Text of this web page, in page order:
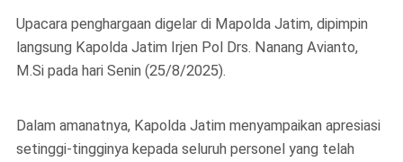
Upacara penghargaan digelar di Mapolda Jatim, dipimpin
langsung Kapolda Jatim Irjen Pol Drs. Nanang Avianto,
M.Si pada hari Senin (25/8/2025).
Dalam amanatnya, Kapolda Jatim menyampaikan apresiasi
setinggi-tingginya kepada seluruh personel yang telah